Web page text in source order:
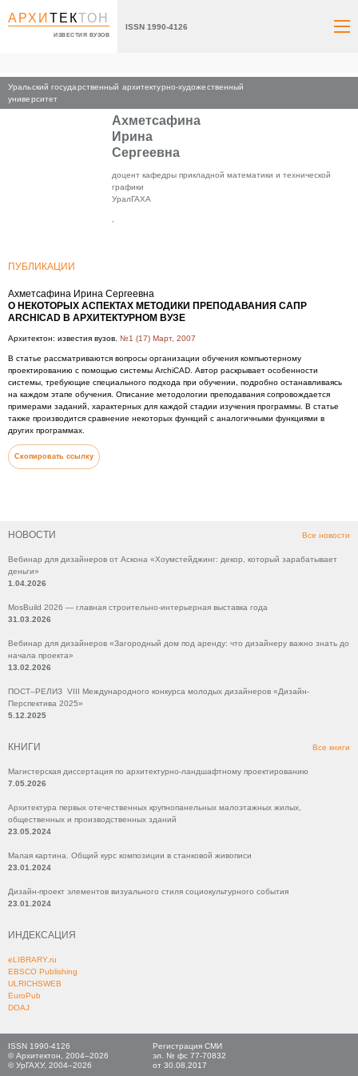
АРХИТЕКТОН
ИЗВЕСТИЯ ВУЗОВ
ISSN 1990-4126
Уральский государственный архитектурно-художественный
университет
НОВОСТИ Все новости
Вебинар для дизайнеров от Аскона «Хоумстейджинг: декор, который зарабатывает
деньги»
1.04.2026
MosBuild 2026 — главная строительно-интерьерная выставка года
31.03.2026
Вебинар для дизайнеров «Загородный дом под аренду: что дизайнеру важно знать до
начала проекта»
13.02.2026
ПОСТ–РЕЛИЗ VIII Международного конкурса молодых дизайнеров «Дизайн-
Перспектива 2025»
5.12.2025
КНИГИ Все книги
Магистерская диссертация по архитектурно-ландшафтному проектированию
7.05.2026
Архитектура первых отечественных крупнопанельных малоэтажных жилых,
общественных и производственных зданий
23.05.2024
Малая картина. Общий курс композиции в станковой живописи
23.01.2024
Дизайн-проект элементов визуального стиля социокультурного события
23.01.2024
ИНДЕКСАЦИЯ
eLIBRARY.ru
EBSCO Publishing
ULRICHSWEB
EuroPub
DOAJ
Главная
Ахметсафина
Ирина
Сергеевна
доцент кафедры прикладной математики и технической
графики
УралГАХА
ПУБЛИКАЦИИ
Ахметсафина Ирина Сергеевна
О НЕКОТОРЫХ АСПЕКТАХ МЕТОДИКИ ПРЕПОДАВАНИЯ САПР
ARCHICAD В АРХИТЕКТУРНОМ ВУЗЕ
Архитектон: известия вузов. №1 (17) Март, 2007
В статье рассматриваются вопросы организации обучения компьютерному
проектированию с помощью системы ArchiCAD. Автор раскрывает особенности
системы, требующие специального подхода при обучении, подробно останавливаясь
на каждом этапе обучения. Описание методологии преподавания сопровождается
примерами заданий, характерных для каждой стадии изучения программы. В статье
также производится сравнение некоторых функций с аналогичными функциями в
других программах.
Скопировать ссылку
ISSN 1990-4126
© Архитектон, 2004–2026
© УрГАХУ, 2004–2026
Регистрация СМИ
эл. № фс 77-70832
от 30.08.2017